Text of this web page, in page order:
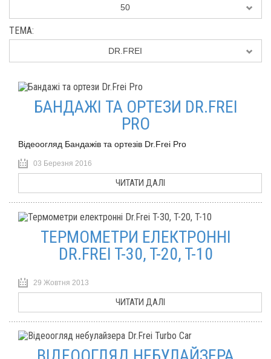
50
ТЕМА
DR.FREI
БАНДАЖІ ТА ОРТЕЗИ DR.FREI
PRO
Відеоогляд Бандажів та ортезів Dr.Frei Pro
03 Березня 2016
ЧИТАТИ ДАЛІ
ТЕРМОМЕТРИ ЕЛЕКТРОННІ
DR.FREI T-30, T-20, T-10
29 Жовтня 2013
ЧИТАТИ ДАЛІ